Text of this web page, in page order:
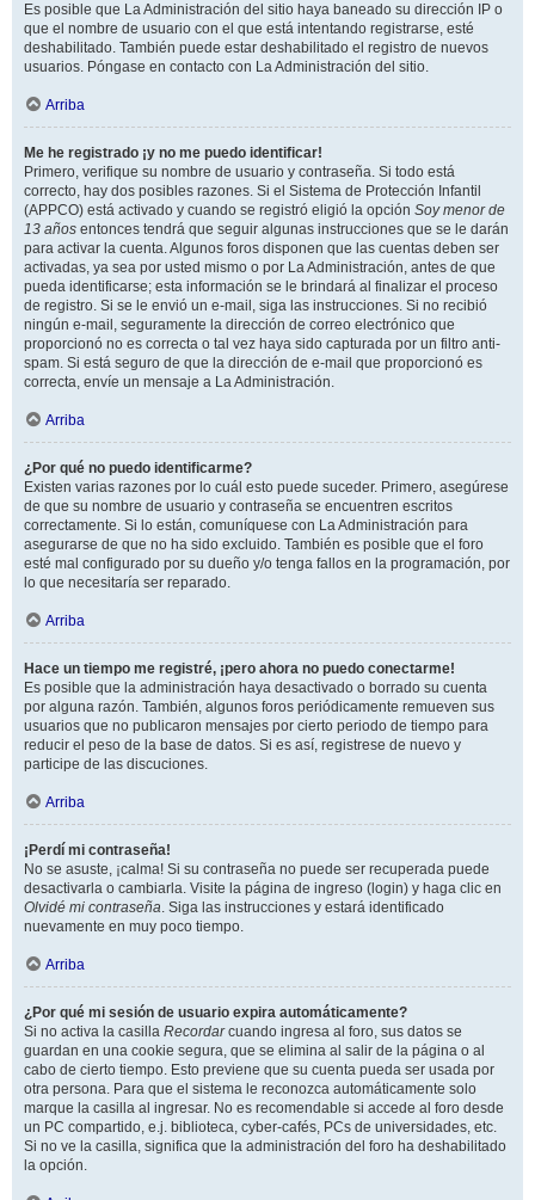
Es posible que La Administración del sitio haya baneado su dirección IP o
que el nombre de usuario con el que está intentando registrarse, esté
deshabilitado. También puede estar deshabilitado el registro de nuevos
usuarios. Póngase en contacto con La Administración del sitio.
Arriba
Me he registrado ¡y no me puedo identificar!
Primero, verifique su nombre de usuario y contraseña. Si todo está
correcto, hay dos posibles razones. Si el Sistema de Protección Infantil
(APPCO) está activado y cuando se registró eligió la opción Soy menor de
13 años entonces tendrá que seguir algunas instrucciones que se le darán
para activar la cuenta. Algunos foros disponen que las cuentas deben ser
activadas, ya sea por usted mismo o por La Administración, antes de que
pueda identificarse; esta información se le brindará al finalizar el proceso
de registro. Si se le envió un e-mail, siga las instrucciones. Si no recibió
ningún e-mail, seguramente la dirección de correo electrónico que
proporcionó no es correcta o tal vez haya sido capturada por un filtro anti-
spam. Si está seguro de que la dirección de e-mail que proporcionó es
correcta, envíe un mensaje a La Administración.
Arriba
¿Por qué no puedo identificarme?
Existen varias razones por lo cuál esto puede suceder. Primero, asegúrese
de que su nombre de usuario y contraseña se encuentren escritos
correctamente. Si lo están, comuníquese con La Administración para
asegurarse de que no ha sido excluido. También es posible que el foro
esté mal configurado por su dueño y/o tenga fallos en la programación, por
lo que necesitaría ser reparado.
Arriba
Hace un tiempo me registré, ¡pero ahora no puedo conectarme!
Es posible que la administración haya desactivado o borrado su cuenta
por alguna razón. También, algunos foros periódicamente remueven sus
usuarios que no publicaron mensajes por cierto periodo de tiempo para
reducir el peso de la base de datos. Si es así, registrese de nuevo y
participe de las discuciones.
Arriba
¡Perdí mi contraseña!
No se asuste, ¡calma! Si su contraseña no puede ser recuperada puede
desactivarla o cambiarla. Visite la página de ingreso (login) y haga clic en
Olvidé mi contraseña. Siga las instrucciones y estará identificado
nuevamente en muy poco tiempo.
Arriba
¿Por qué mi sesión de usuario expira automáticamente?
Si no activa la casilla Recordarcuando ingresa al foro, sus datos se
guardan en una cookie segura, que se elimina al salir de la página o al
cabo de cierto tiempo. Esto previene que su cuenta pueda ser usada por
otra persona. Para que el sistema le reconozca automáticamente solo
marque la casilla al ingresar. No es recomendable si accede al foro desde
un PC compartido, e.j. biblioteca, cyber-cafés, PCs de universidades, etc.
Si no ve la casilla, significa que la administración del foro ha deshabilitado
la opción.